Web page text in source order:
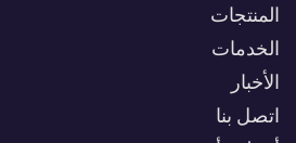
المنتجات
الخدمات
الأخبار
اتصل بنا